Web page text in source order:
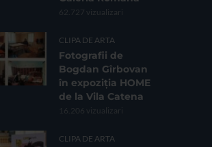
62.727 vizualizari
CLIPA DE ARTA
Fotografii de
Bogdan Gîrbovan
în expoziția HOME
de la Vila Catena
16.206 vizualizari
CLIPA DE ARTA